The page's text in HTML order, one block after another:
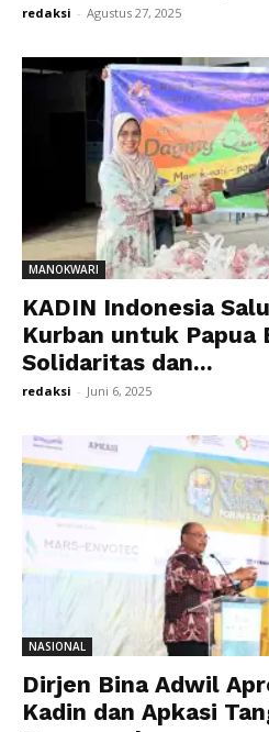
redaksi - Agustus 27, 2025
MANOKWARI
KADIN Indonesia
Kurban untuk Papua
Solidaritas dan...
redaksi - Juni 6, 2025
NASIONAL
Dirjen Bina Adwil
Kadin dan Apkasi